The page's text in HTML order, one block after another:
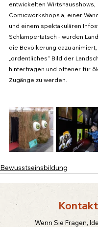
entwickelten Wirtshausshows,
Comicworkshops a, einer
und einem spektakulären
Schlampertatsch - wurden
die Bevölkerung dazu
„ordentliches“ Bild der
hinterfragen und offener für
Zugänge zu werden.
Bewusstseinsbildung
Kontakt
Wenn Sie Fragen,